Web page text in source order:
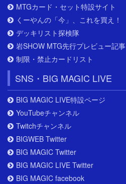
MTGカード・セット特設サイト
くーやんの「今」、これを買え！
デッキリスト探検隊
岩SHOW MTG先行プレビュー記事
制限・禁止カードリスト
SNS・BIG MAGIC LIVE
BIG MAGIC LIVE特設ページ
YouTubeチャンネル
Twitchチャンネル
BIGWEB Twitter
BIG MAGIC Twitter
BIG MAGIC LIVE Twitter
BIG MAGIC facebook